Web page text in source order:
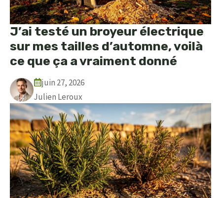
J’ai testé un broyeur électrique
sur mes tailles d’automne, voilà
ce que ça a vraiment donné
juin 27, 2026
Julien Leroux